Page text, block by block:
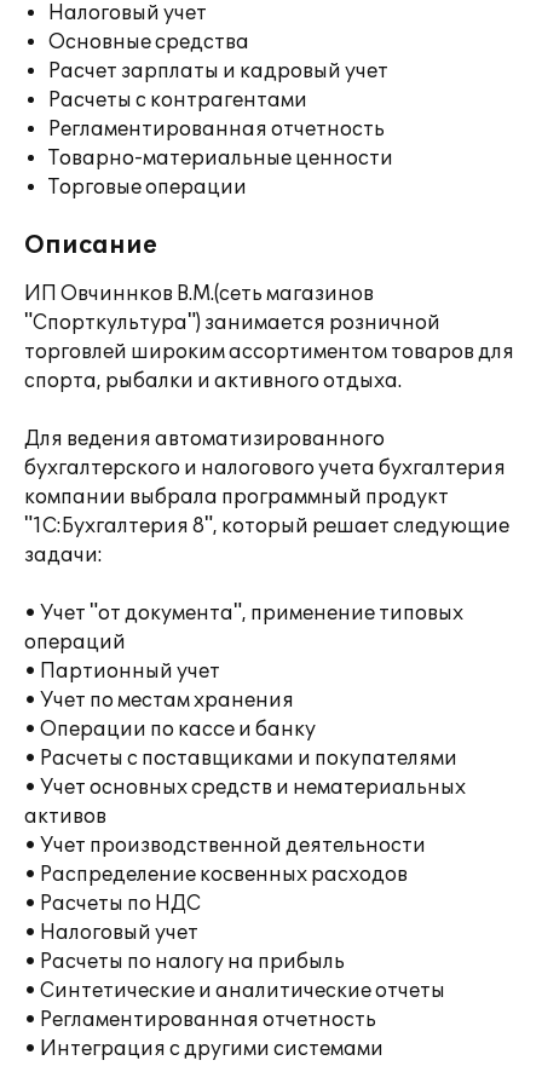
Налоговый учет
Основные средства
Расчет зарплаты и кадровый учет
Расчеты с контрагентами
Регламентированная отчетность
Товарно-материальные ценности
Торговые операции
Описание
ИП Овчиннков В.М.(сеть магазинов
"Спорткультура") занимается розничной
торговлей широким ассортиментом товаров для
спорта, рыбалки и активного отдыха.
Для ведения автоматизированного
бухгалтерского и налогового учета бухгалтерия
компании выбрала программный продукт
"1С:Бухгалтерия 8", который решает следующие
задачи:
• Учет "от документа", применение типовых
операций
• Партионный учет
• Учет по местам хранения
• Операции по кассе и банку
• Расчеты с поставщиками и покупателями
• Учет основных средств и нематериальных
активов
• Учет производственной деятельности
• Распределение косвенных расходов
• Расчеты по НДС
• Налоговый учет
• Расчеты по налогу на прибыль
• Синтетические и аналитические отчеты
• Регламентированная отчетность
• Интеграция с другими системами